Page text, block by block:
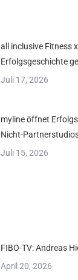
all inclusive Fitness
Erfolgsgeschichte
Juli 17, 2026
myline öffnet
Nicht-
Juli 15, 2026
FIBO-TV: Andreas
April 20, 2026